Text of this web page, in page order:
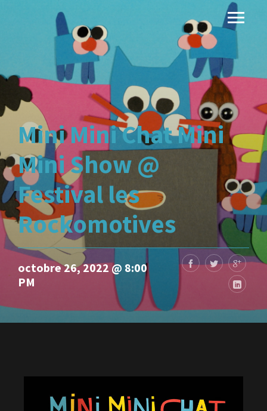
Mini Mini Chat Mini
Mini Show @
Festival les
Rockomotives
octobre 26, 2022 @ 8:00
PM